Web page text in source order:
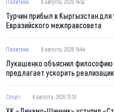
Политика 6 августа, 2026 14:52
Турчин прибыл в Кыргызстан для
Евразийского межправсовета
Политика 6 августа, 2026 14:44
Лукашенко объяснил
предлагает ускорить
Спорт 6 августа, 2026 13:10